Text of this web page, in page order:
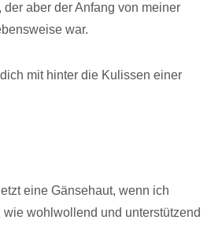
der aber der Anfang von meiner
war.
mit hinter die Kulissen einer
eine Gänsehaut, wenn ich
wohlwollend und unterstützend